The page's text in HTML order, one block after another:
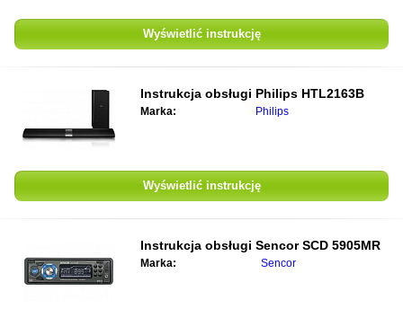
Wyświetlić instrukcję
Instrukcja obsługi Philips HTL2163B
Marka: Philips
Wyświetlić instrukcję
Instrukcja obsługi Sencor SCD 5905MR
Marka: Sencor